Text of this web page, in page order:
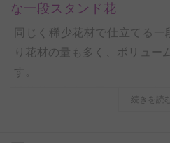
な一段スタンド花
同じく稀少花材で仕立てる一
り花材の量も多く、ボリュー
す。
続きを読む